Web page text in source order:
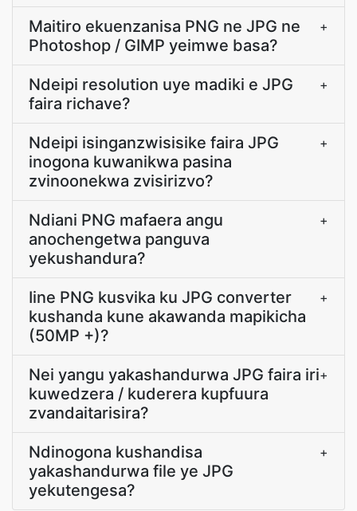
Maitiro ekuenzanisa PNG ne JPG ne
Photoshop / GIMP yeimwe basa?
+
Ndeipi resolution uye madiki e JPG
faira richave?
+
Ndeipi isinganzwisisike faira JPG
inogona kuwanikwa pasina
zvinoonekwa zvisirizvo?
+
Ndiani PNG mafaera angu
anochengetwa panguva
yekushandura?
+
Iine PNG kusvika ku JPG converter
kushanda kune akawanda mapikicha
(50MP +)?
+
Nei yangu yakashandurwa JPG faira iri
kuwedzera / kuderera kupfuura
zvandaitarisira?
+
Ndinogona kushandisa
yakashandurwa file ye JPG
yekutengesa?
+